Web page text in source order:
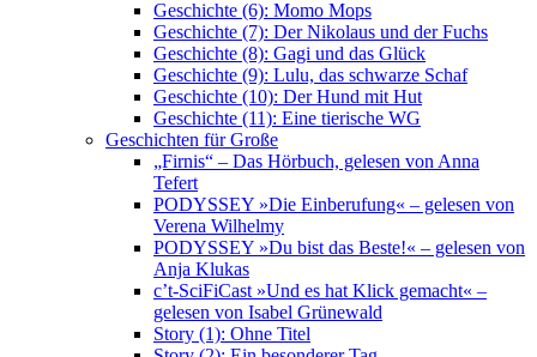
Geschichte (6): Momo Mops
Geschichte (7): Der Nikolaus und der Fuchs
Geschichte (8): Gagi und das Glück
Geschichte (9): Lulu, das schwarze Schaf
Geschichte (10): Der Hund mit Hut
Geschichte (11): Eine tierische WG
Geschichten für Große
„Firnis“ – Das Hörbuch, gelesen von Anna
Tefert
PODYSSEY »Die Einberufung« – gelesen von
Verena Wilhelmy
PODYSSEY »Du bist das Beste!« – gelesen von
Anja Klukas
c’t-SciFiCast »Und es hat Klick gemacht« –
gelesen von Isabel Grünewald
Story (1): Ohne Titel